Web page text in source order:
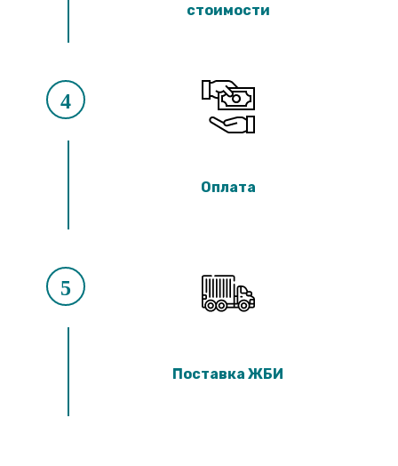
стоимости
4
Оплата
5
Поставка ЖБИ